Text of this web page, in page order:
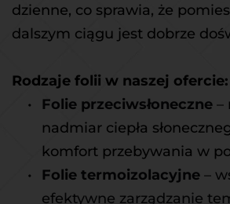
dzienne, co sprawia, że
dalszym ciągu jest dobrze
Rodzaje folii w naszej ofercie:
Folie przeciwsłoneczne –
nadmiar ciepła
komfort przebywania w
Folie termoizolacyjne –
efektywne zarządzanie